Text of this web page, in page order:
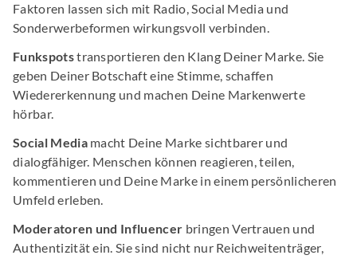
Faktoren lassen sich mit Radio, Social Media und
Sonderwerbeformen wirkungsvoll verbinden.
Funkspotstransportieren den Klang Deiner Marke. Sie
geben Deiner Botschaft eine Stimme, schaffen
Wiedererkennung und machen Deine Markenwerte
hörbar.
Social Media macht Deine Marke sichtbarer und
dialogfähiger. Menschen können reagieren, teilen,
kommentieren und Deine Marke in einem persönlicheren
Umfeld erleben.
Moderatoren und Influencer bringen Vertrauen und
Authentizität ein. Sie sind nicht nur Reichweitenträger,